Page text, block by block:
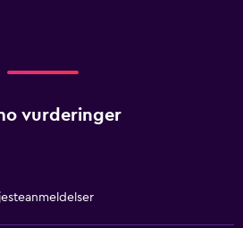
vurderinger